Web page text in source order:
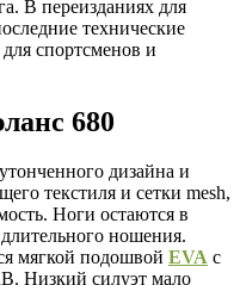
В переизданиях для
технические
для спортсменов и
680
дизайна и
текстиля и сетки mesh,
Ноги остаются в
ношения.
мягкой подошвой EVA с
Низкий силуэт мало